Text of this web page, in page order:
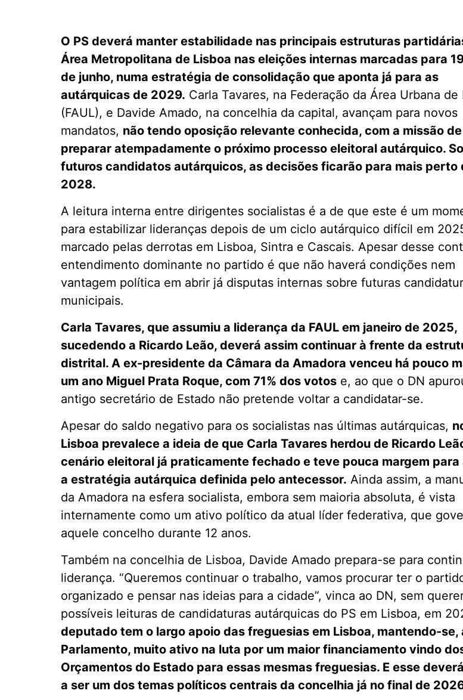
O PS deverá manter estabilidade nas principais estruturas
Área Metropolitana de Lisboa nas eleições internas marcadas para
de junho, numa estratégia de consolidação que aponta já para as
autárquicas de 2029. Carla Tavares, na Federação da Área Urbana de
(FAUL), e Davide Amado, na concelhia da capital, avançam para novos
mandatos, não tendo oposição relevante conhecida, com a missão de
preparar atempadamente o próximo processo eleitoral autárquico.
futuros candidatos autárquicos, as decisões ficarão para mais perto
2028.
A leitura interna entre dirigentes socialistas é a de que este é um
para estabilizar lideranças depois de um ciclo autárquico difícil em
marcado pelas derrotas em Lisboa, Sintra e Cascais. Apesar desse
entendimento dominante no partido é que não haverá condições nem
vantagem política em abrir já disputas internas sobre futuras
municipais.
Carla Tavares, que assumiu a liderança da FAUL em janeiro de 2025,
sucedendo a Ricardo Leão, deverá assim continuar à frente da
distrital. A ex-presidente da Câmara da Amadora venceu há pouco
um ano Miguel Prata Roque, com 71% dos votos e, ao que o DN
antigo secretário de Estado não pretende voltar a candidatar-se.
Apesar do saldo negativo para os socialistas nas últimas autárquicas,
Lisboa prevalece a ideia de que Carla Tavares herdou de Ricardo
cenário eleitoral já praticamente fechado e teve pouca margem
a estratégia autárquica definida pelo antecessor. Ainda assim, a
da Amadora na esfera socialista, embora sem maioria absoluta, é vista
internamente como um ativo político da atual líder federativa, que
aquele concelho durante 12 anos.
Também na concelhia de Lisboa, Davide Amado prepara-se para
liderança. “Queremos continuar o trabalho, vamos procurar ter o
organizado e pensar nas ideias para a cidade”, vinca ao DN, sem
possíveis leituras de candidaturas autárquicas do PS em Lisboa, em
deputado tem o largo apoio das freguesias em Lisboa, mantendo-se,
Parlamento, muito ativo na luta por um maior financiamento vindo
Orçamentos do Estado para essas mesmas freguesias. E esse
a ser um dos temas políticos centrais da concelhia já no final de